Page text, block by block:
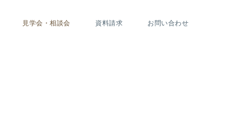
見学会・相談会 資料請求 お問い合わせ